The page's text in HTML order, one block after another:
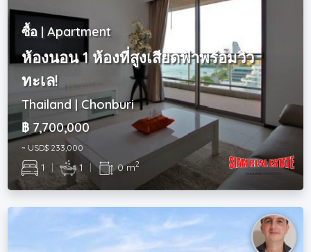
ซื้อ | Apartment
ห้องนอน 1 ห้องที่สูงเสียดฟ้าพร้อมวิว
ทะเล!
Thailand | Chonburi
฿ 7,700,000
~ USD$ 233,000
1 | 1 | 0 m2